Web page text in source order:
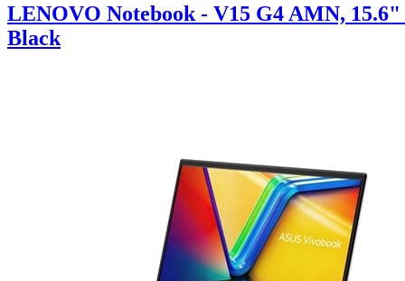
LENOVO Notebook - V15 G4 AMN, 15.6"
Black